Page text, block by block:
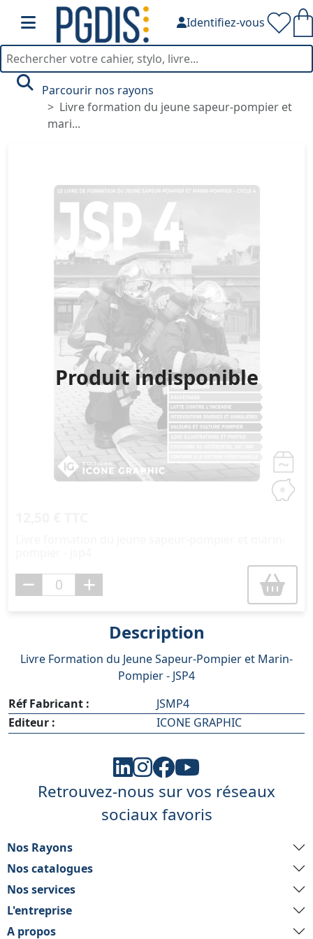
Identifiez-vous
Parcourir nos rayons
Livre formation du jeune sapeur-pompier et
mari...
Produit indisponible
Description
Livre Formation du Jeune Sapeur-Pompier et Marin-
Pompier - JSP4
Réf Fabricant :
JSMP4
Editeur :
ICONE GRAPHIC
Retrouvez-nous sur vos réseaux
sociaux favoris
Nos Rayons
Nos catalogues
Nos services
L'entreprise
A propos